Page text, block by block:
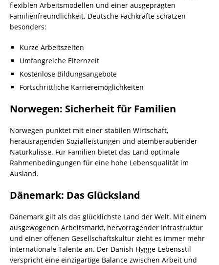
flexiblen Arbeitsmodellen und einer ausgeprägten
Familienfreundlichkeit. Deutsche Fachkräfte schätzen
besonders:
Kurze Arbeitszeiten
Umfangreiche Elternzeit
Kostenlose Bildungsangebote
Fortschrittliche Karrieremöglichkeiten
Norwegen: Sicherheit für Familien
Norwegen punktet mit einer stabilen Wirtschaft,
herausragenden Sozialleistungen und atemberaubender
Naturkulisse. Für Familien bietet das Land optimale
Rahmenbedingungen für eine hohe Lebensqualität im
Ausland.
Dänemark: Das Glücksland
Dänemark gilt als das glücklichste Land der Welt. Mit einem
ausgewogenen Arbeitsmarkt, hervorragender Infrastruktur
und einer offenen Gesellschaftskultur zieht es immer mehr
internationale Talente an. Der Danish Hygge-Lebensstil
verspricht eine einzigartige Balance zwischen Arbeit und